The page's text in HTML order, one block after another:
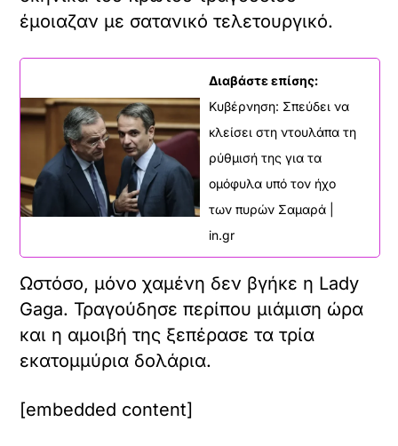
έμοιαζαν με σατανικό τελετουργικό.
Διαβάστε επίσης:
Κυβέρνηση: Σπεύδει να
κλείσει στη ντουλάπα τη
ρύθμισή της για τα
ομόφυλα υπό τον ήχο
των πυρών Σαμαρά |
in.gr
Ωστόσο, μόνο χαμένη δεν βγήκε η Lady
Gaga. Τραγούδησε περίπου μιάμιση ώρα
και η αμοιβή της ξεπέρασε τα τρία
εκατομμύρια δολάρια.
[embedded content]